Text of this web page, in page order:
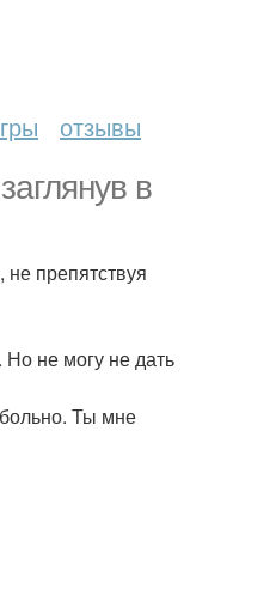
отзывы
в
препятствуя
не могу не дать
Ты мне